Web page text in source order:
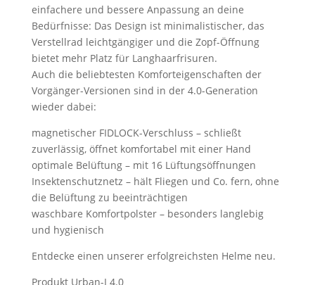
einfachere und bessere Anpassung an deine
Bedürfnisse: Das Design ist minimalistischer, das
Verstellrad leichtgängiger und die Zopf-Öffnung
bietet mehr Platz für Langhaarfrisuren.
Auch die beliebtesten Komforteigenschaften der
Vorgänger-Versionen sind in der 4.0-Generation
wieder dabei:
magnetischer FIDLOCK-Verschluss – schließt
zuverlässig, öffnet komfortabel mit einer Hand
optimale Belüftung – mit 16 Lüftungsöffnungen
Insektenschutznetz – hält Fliegen und Co. fern, ohne
die Belüftung zu beeinträchtigen
waschbare Komfortpolster – besonders langlebig
und hygienisch
Entdecke einen unserer erfolgreichsten Helme neu.
Produkt Urban-I 4.0